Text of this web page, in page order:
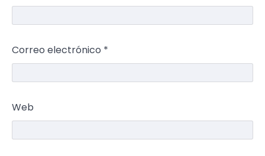
Correo electrónico *
Web